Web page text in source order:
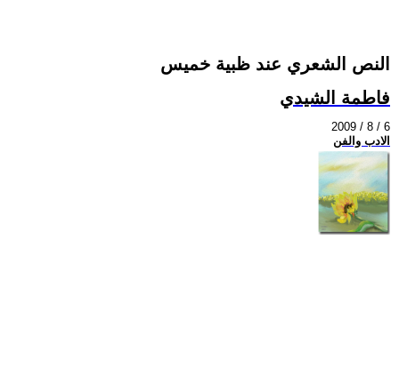
النص الشعري عند ظبية خميس
فاطمة الشيدي
2009 / 8 / 6
الادب والفن